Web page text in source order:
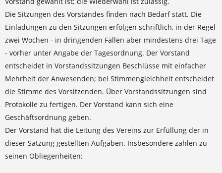
Die Sitzungen des Vorstandes finden nach Bedarf statt. Die
Einladungen zu den Sitzungen erfolgen schriftlich, in der Regel
zwei Wochen - in dringenden Fällen aber mindestens drei Tage
- vorher unter Angabe der Tagesordnung. Der Vorstand
entscheidet in Vorstandssitzungen Beschlüsse mit einfacher
Mehrheit der Anwesenden; bei Stimmengleichheit entscheidet
die Stimme des Vorsitzenden. Über Vorstandssitzungen sind
Protokolle zu fertigen. Der Vorstand kann sich eine
Geschäftsordnung geben.
Der Vorstand hat die Leitung des Vereins zur Erfüllung der in
dieser Satzung gestellten Aufgaben. Insbesondere zählen zu
seinen Obliegenheiten: